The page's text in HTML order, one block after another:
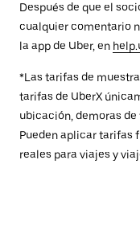
Después de que el
cualquier comentario
la app de Uber, en
*Las tarifas de
tarifas de UberX
ubicación, demoras
Pueden aplicar tarifas
reales para viajes y